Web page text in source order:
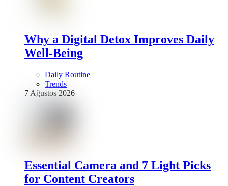
Why a Digital Detox Improves Daily
Well-Being
Daily Routine
Trends
7 Ağustos 2026
Essential Camera and 7 Light Picks
for Content Creators